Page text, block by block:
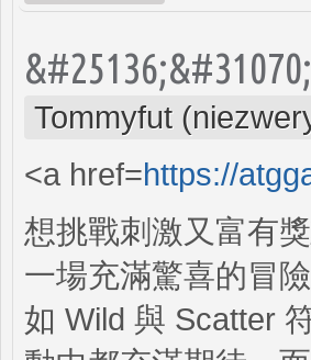
Tommyfut
<a href=https://
想挑戰刺激又富有
一場充滿驚喜的冒
如 Wild 與 Scatter